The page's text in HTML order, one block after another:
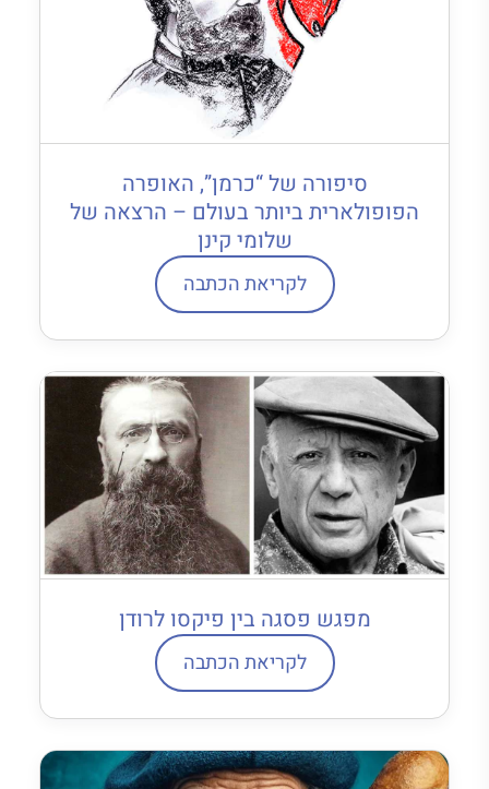
סיפורה של “כרמן”, האופרה
הפופולארית ביותר בעולם – הרצאה של
שלומי קינן
לקריאת הכתבה
מפגש פסגה בין פיקסו לרודן
לקריאת הכתבה